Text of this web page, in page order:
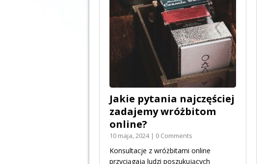
Jakie pytania najczęściej
zadajemy wróżbitom
online?
10 maja, 2024 | 0 Comments
Konsultacje z wróżbitami online
przyciągają ludzi poszukujących